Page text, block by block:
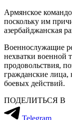
Армянское
поскольку им
азербайджанская
Военнослужащие
нехватки военной
продовольствия,
гражданские лица,
боевых действий.
ПОДЕЛИТЬСЯ В
Telegram